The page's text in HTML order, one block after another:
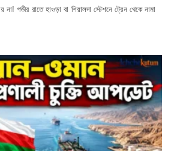
গভীর রাতে হাওড়া বা শিয়ালদা স্টেশনে ট্রেন থেকে নামা